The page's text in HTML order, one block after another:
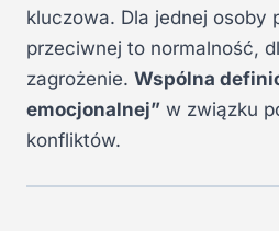
kluczowa. Dla jednej osoby
przeciwnej to normalność,
zagrożenie. Wspólna
emocjonalnej” w związku
konfliktów.